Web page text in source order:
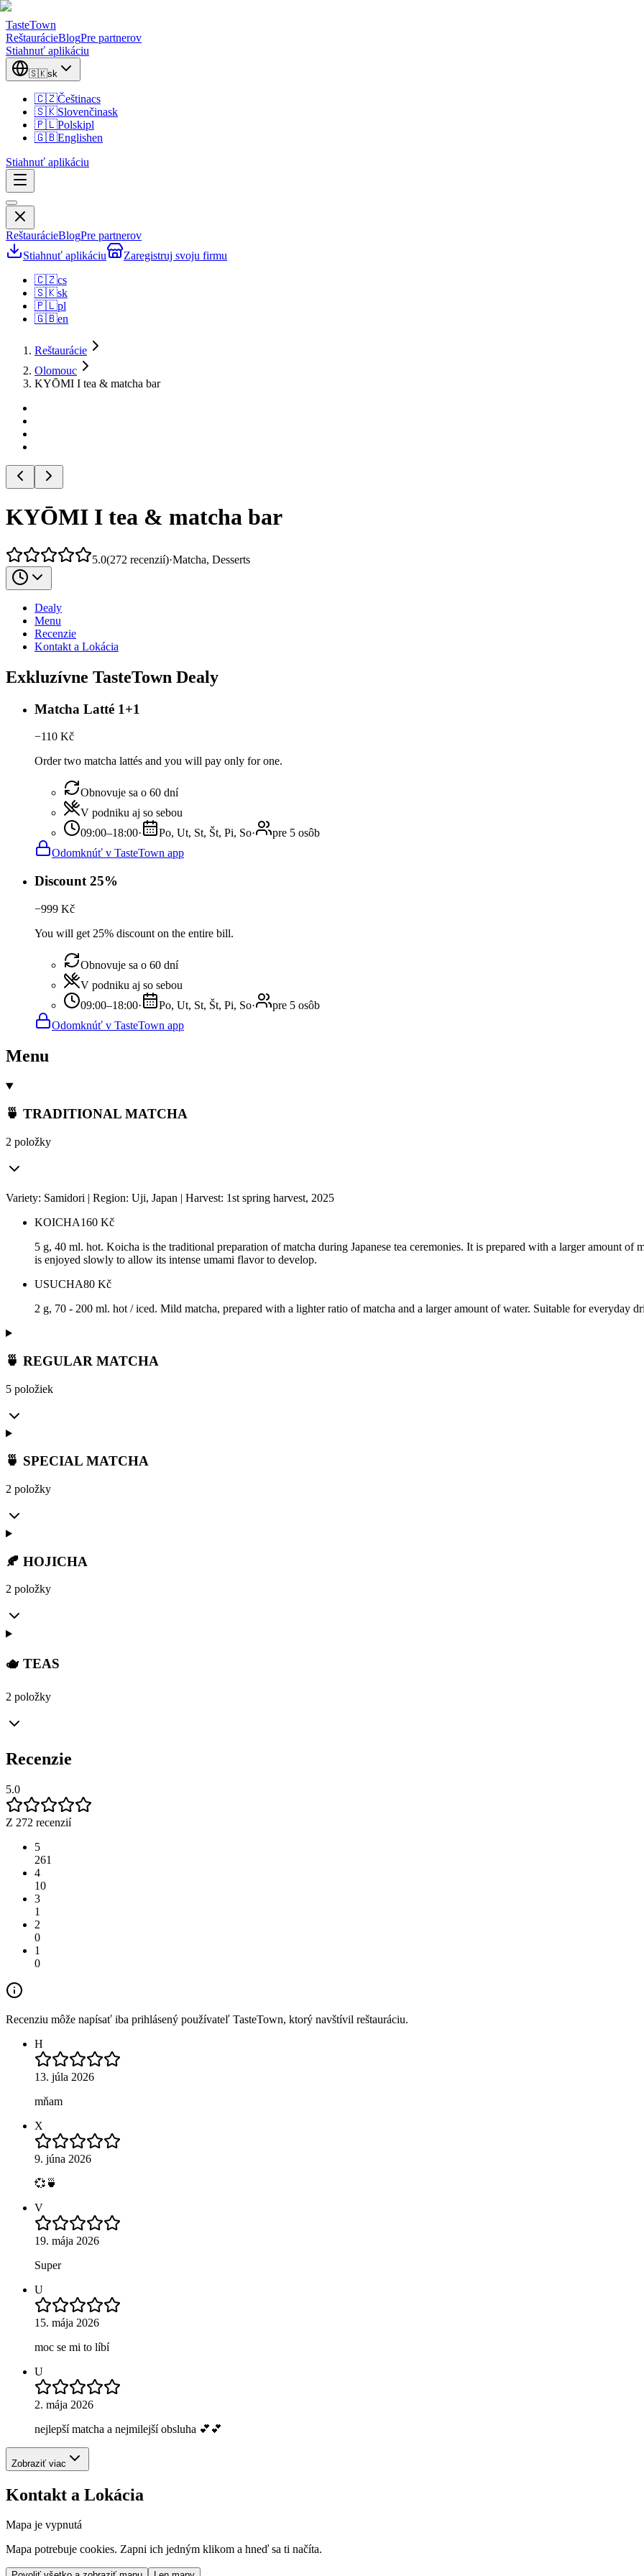
TasteTown
ReštaurácieBlogPre partnerov
Stiahnuť aplikáciu
🇸🇰sk
🇨🇿Češtinacs
🇸🇰Slovenčinask
🇵🇱Polskipl
🇬🇧Englishen
Stiahnuť aplikáciu
ReštaurácieBlogPre partnerov
Stiahnuť aplikáciu
Zaregistruj svoju firmu
🇨🇿cs
🇸🇰sk
🇵🇱pl
🇬🇧en
Reštaurácie
Olomouc
KYŌMI I tea & matcha bar
KYŌMI I tea & matcha bar
5.0(272 recenzií)·Matcha, Desserts
Dealy
Menu
Recenzie
Kontakt a Lokácia
Exkluzívne TasteTown Dealy
Matcha Latté 1+1
−110 Kč
Order two matcha lattés and you will pay only for one.
Obnovuje sa o 60 dní
V podniku aj so sebou
09:00–18:00· Po, Ut, St, Št, Pi, So·
pre 5 osôb
Odomknúť v TasteTown app
Discount 25%
−999 Kč
You will get 25% discount on the entire bill.
Obnovuje sa o 60 dní
V podniku aj so sebou
09:00–18:00· Po, Ut, St, Št, Pi, So·
pre 5 osôb
Odomknúť v TasteTown app
Menu
🍵 TRADITIONAL MATCHA
2 položky
Variety: Samidori | Region: Uji, Japan | Harvest: 1st spring harvest, 2025
KOICHA160 Kč
5 g, 40 ml. hot. Koicha is the traditional preparation of matcha during Japanese tea ceremonies. It is prepared with a larger amount of
is enjoyed slowly to allow its intense umami flavor to develop.
USUCHA80 Kč
2 g, 70 - 200 ml. hot / iced. Mild matcha, prepared with a lighter ratio of matcha and a larger amount of water. Suitable for everyday
🍵 REGULAR MATCHA
5 položiek
🍵 SPECIAL MATCHA
2 položky
🍂 HOJICHA
2 položky
🫖 TEAS
2 položky
Recenzie
5.0
Z 272 recenzií
5
261
4
10
3
1
2
0
1
0
Recenziu môže napísať iba prihlásený používateľ TasteTown, ktorý navštívil reštauráciu.
H
13. júla 2026
mňam
X
9. júna 2026
💞🍵
V
19. mája 2026
Super
U
15. mája 2026
moc se mi to líbí
U
2. mája 2026
nejlepší matcha a nejmilejší obsluha 💕💕
Zobraziť viac
Kontakt a Lokácia
Mapa je vypnutá
Mapa potrebuje cookies. Zapni ich jedným klikom a hneď sa ti načíta.